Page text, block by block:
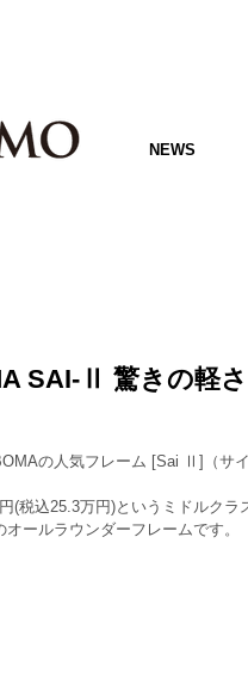
NEWS
SAI-Ⅱ 驚きの軽
の人気フレーム [Sai Ⅱ]（サイ
(税込25.3万円)というミドルクラ
ールラウンダーフレームです。